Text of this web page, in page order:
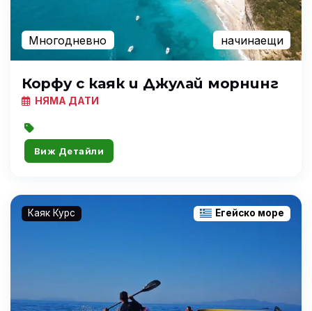
Многодневно начинаещи
Корфу с каяк и Джулай морнинг
НЯМА ДАТИ
Виж Детайли
Каяк Курс Егейско море